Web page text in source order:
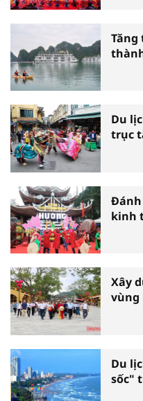
Du
trục
Đánh
kinh
Xây
vùng
Du
sốc"